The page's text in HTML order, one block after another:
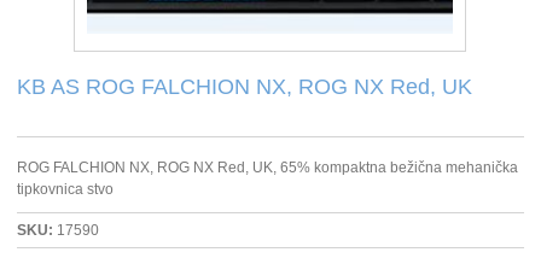
SOFTWARE
POS OPREMA
KB AS ROG FALCHION NX, ROG NX Red, UK
ROG FALCHION NX, ROG NX Red, UK, 65% kompaktna bežična mehanička
tipkovnica stvo
SKU: 17590